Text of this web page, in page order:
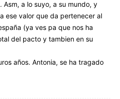
Asm, a lo suyo, a su mundo, y
ese valor que da pertenecer al
(ya ves pa que nos ha
del pacto y tambien en su
años. Antonia, se ha tragado